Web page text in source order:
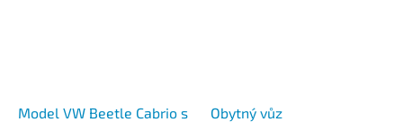
Model VW Beetle Cabrio s
Obytný vůz